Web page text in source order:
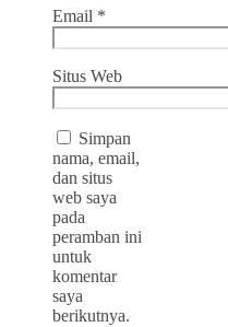
Email *
Situs Web
Simpan
nama, email,
dan situs
web saya
pada
peramban ini
untuk
komentar
saya
berikutnya.